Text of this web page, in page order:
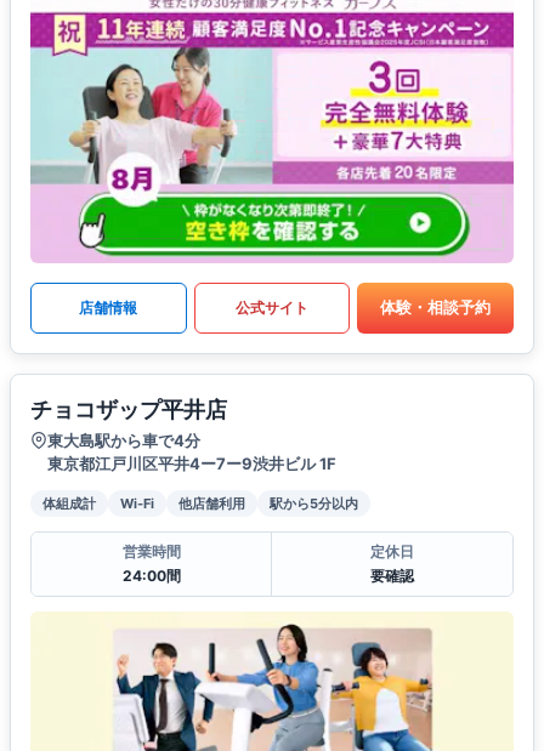
店舗情報 公式サイト 体験・相談予約
チョコザップ平井店
東大島駅から車で4分
東京都江戸川区平井4ー7ー9渋井ビル 1F
体組成計 Wi-Fi 他店舗利用 駅から5分以内
営業時間
24:00間
定休日
要確認